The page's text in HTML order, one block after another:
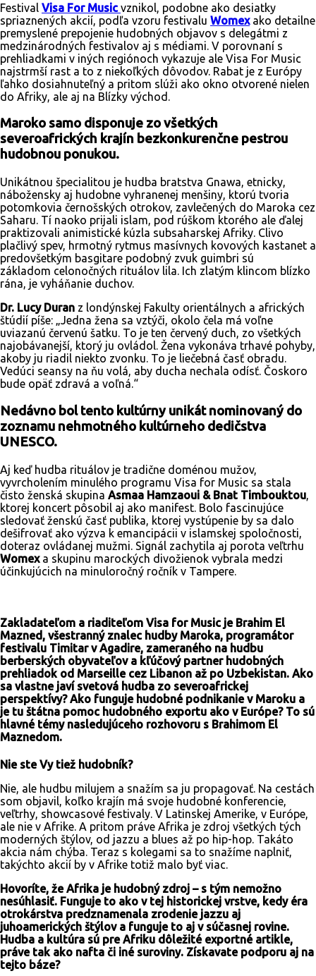
Festival Visa For Music vznikol, podobne ako desiatky
spriaznených akcií, podľa vzoru festivalu Womexako detailne
premyslené prepojenie hudobných objavov s delegátmi z
medzinárodných festivalov aj s médiami. V porovnaní s
prehliadkami v iných regiónoch vykazuje ale Visa For Music
najstrmší rast a to z niekoľkých dôvodov. Rabat je z Európy
ľahko dosiahnuteľný a pritom slúži ako okno otvorené nielen
do Afriky, ale aj na Blízky východ.
Maroko samo disponuje zo všetkých
severoafrických krajín bezkonkurenčne pestrou
hudobnou ponukou.
Unikátnou špecialitou je hudba bratstva Gnawa, etnicky,
nábožensky aj hudobne vyhranenej menšiny, ktorú tvoria
potomkovia černošských otrokov, zavlečených do Maroka cez
Saharu. Tí naoko prijali islam, pod rúškom ktorého ale ďalej
praktizovali animistické kúzla subsaharskej Afriky. Clivo
plačlivý spev, hrmotný rytmus masívnych kovových kastanet a
predovšetkým basgitare podobný zvuk guimbri sú
základom celonočných rituálov lila. Ich zlatým klincom blízko
rána, je vyháňanie duchov.
Dr. Lucy Duran z londýnskej Fakulty orientálnych a afrických
štúdií píše: „Jedna žena sa vztýči, okolo čela má voľne
uviazanú červenú šatku. To je ten červený duch, zo všetkých
najobávanejší, ktorý ju ovládol. Žena vykonáva trhavé pohyby,
akoby ju riadil niekto zvonku. To je liečebná časť obradu.
Vedúci seansy na ňu volá, aby ducha nechala odísť. Čoskoro
bude opäť zdravá a voľná.“
Nedávno bol tento kultúrny unikát nominovaný do
zoznamu nehmotného kultúrneho dedičstva
UNESCO.
Aj keď hudba rituálov je tradične doménou mužov,
vyvrcholením minulého programu Visa for Music sa stala
čisto ženská skupina Asmaa Hamzaoui & Bnat Timbouktou
ktorej koncert pôsobil aj ako manifest. Bolo fascinujúce
sledovať ženskú časť publika, ktorej vystúpenie by sa dalo
dešifrovať ako výzva k emancipácii v islamskej spoločnosti,
doteraz ovládanej mužmi. Signál zachytila aj porota veľtrhu
Womex a skupinu marockých divožienok vybrala medzi
účinkujúcich na minuloročný ročník v Tampere.
Zakladateľom a riaditeľom Visa for Music je Brahim El
Mazned , všestranný znalec hudby Maroka, programátor
festivalu Timitar v Agadire, zameraného na hudbu
berberských obyvateľov a kľúčový partner hudobných
prehliadok od Marseille cez Libanon až po Uzbekistan. Ako
sa vlastne javí svetová hudba zo severoafrickej
perspektívy? Ako funguje hudobné podnikanie v Maroku a
je tu štátna pomoc hudobného exportu ako v Európe? To sú
hlavné témy nasledujúceho rozhovoru s Brahimom El
Maznedom.
Nie ste Vy tiež hudobník?
Nie, ale hudbu milujem a snažím sa ju propagovať. Na cestách
som objavil, koľko krajín má svoje hudobné konferencie,
veľtrhy, showcasové festivaly. V Latinskej Amerike, v Európe,
ale nie v Afrike. A pritom práve Afrika je zdroj všetkých tých
moderných štýlov, od jazzu a blues až po hip-hop. Takáto
akcia nám chýba. Teraz s kolegami sa to snažíme naplniť,
takýchto akcií by v Afrike totiž malo byť viac.
Hovoríte, že Afrika je hudobný zdroj – s tým nemožno
nesúhlasiť. Funguje to ako v tej historickej vrstve, kedy éra
otrokárstva predznamenala zrodenie jazzu aj
juhoamerických štýlov a funguje to aj v súčasnej rovine.
Hudba a kultúra sú pre Afriku dôležité exportné artikle,
práve tak ako nafta či iné suroviny. Získavate podporu aj na
tejto báze?